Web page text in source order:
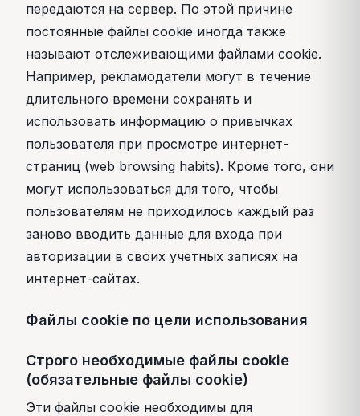
передаются на сервер. По этой причине
постоянные файлы cookie иногда также
называют отслеживающими файлами cookie.
Например, рекламодатели могут в течение
длительного времени сохранять и
использовать информацию о привычках
пользователя при просмотре интернет-
страниц (web browsing habits). Кроме того, они
могут использоваться для того, чтобы
пользователям не приходилось каждый раз
заново вводить данные для входа при
авторизации в своих учетных записях на
интернет-сайтах.
Файлы cookie по цели использования
Строго необходимые файлы cookie
(обязательные файлы cookie)
Эти файлы cookie необходимы для